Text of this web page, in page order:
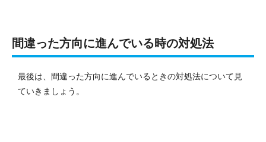
間違った方向に進んでいる時の対処法
最後は、間違った方向に進んでいるときの対処法について見
ていきましょう。